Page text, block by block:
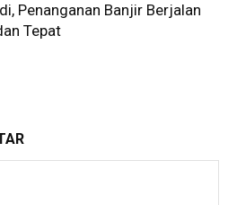
Penanganan Banjir Berjalan
Tepat